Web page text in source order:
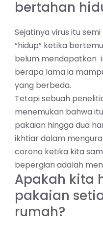
bertahan
Sejatinya virus itu
“hidup” ketika
belum mendapatkan
berapa lama ia
yang berbeda.
Tetapi sebuah
menemukan bahwa
pakaian hingga dua
ikhtiar dalam
corona ketika kita
bepergian adalah
Apakah kita
pakaian
rumah?